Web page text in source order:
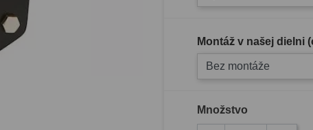
Montáž v našej dielni
Bez montáže
Množstvo